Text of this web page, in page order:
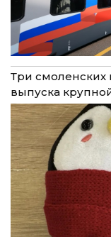
Три
выпуска